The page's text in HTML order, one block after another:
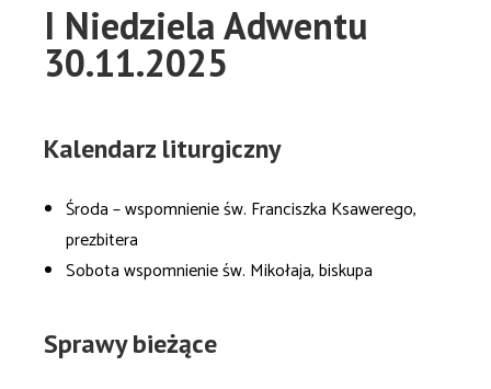
I Niedziela Adwentu
30.11.2025
Kalendarz liturgiczny
Środa – wspomnienie św. Franciszka Ksawerego,
prezbitera
Sobota wspomnienie św. Mikołaja, biskupa
Sprawy bieżące